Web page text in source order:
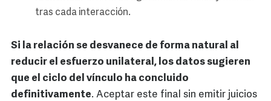
tras cada interacción.
Si la relación se desvanece de forma natural al
reducir el esfuerzo unilateral, los datos sugieren
que el ciclo del vínculo ha concluido
definitivamente. Aceptar este final sin emitir juicios